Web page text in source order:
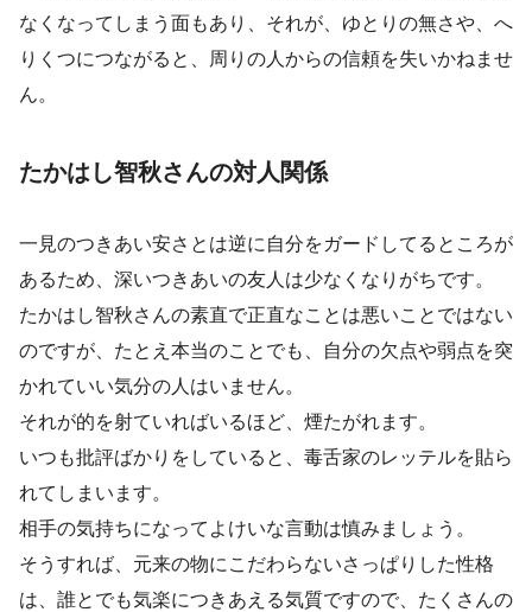
なくなってしまう面もあり、それが、ゆとりの無さや、へ
りくつにつながると、周りの人からの信頼を失いかねませ
ん。
たかはし智秋さんの対人関係
一見のつきあい安さとは逆に自分をガードしてるところが
あるため、深いつきあいの友人は少なくなりがちです。
たかはし智秋さんの素直で正直なことは悪いことではない
のですが、たとえ本当のことでも、自分の欠点や弱点を突
かれていい気分の人はいません。
それが的を射ていればいるほど、煙たがれます。
いつも批評ばかりをしていると、毒舌家のレッテルを貼ら
れてしまいます。
相手の気持ちになってよけいな言動は慎みましょう。
そうすれば、元来の物にこだわらないさっぱりした性格
は、誰とでも気楽につきあえる気質ですので、たくさんの